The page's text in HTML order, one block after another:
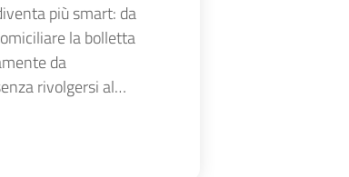
più smart: da
la bolletta
da
rivolgersi al…